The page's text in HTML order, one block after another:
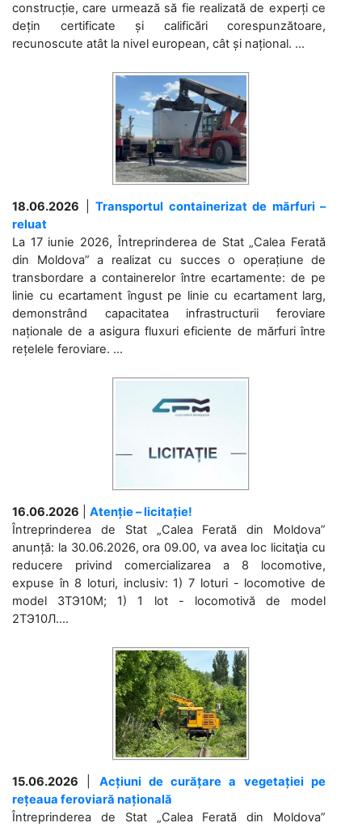
construcție, care urmează să fie realizată de experți ce
dețin certificate și calificări corespunzătoare,
recunoscute atât la nivel european, cât și național. ...
18.06.2026
Transportul containerizat de mărfuri –
reluat
La 17 iunie 2026, Întreprinderea de Stat „Calea Ferată
din Moldova” a realizat cu succes o operațiune de
transbordare a containerelor între ecartamente: de pe
linie cu ecartament îngust pe linie cu ecartament larg,
demonstrând capacitatea infrastructurii feroviare
naționale de a asigura fluxuri eficiente de mărfuri între
rețelele feroviare. ...
16.06.2026
Atenție – licitație!
Întreprinderea de Stat „Calea Ferată din Moldova”
anunță: la 30.06.2026, ora 09.00, va avea loc licitaţia cu
reducere privind comercializarea a 8 locomotive,
expuse în 8 loturi, inclusiv: 1) 7 loturi - locomotive de
model 3ТЭ10М; 1) 1 lot - locomotivă de model
2ТЭ10Л....
15.06.2026
Acțiuni de curățare a vegetației pe
rețeaua feroviară națională
Întreprinderea de Stat „Calea Ferată din Moldova”